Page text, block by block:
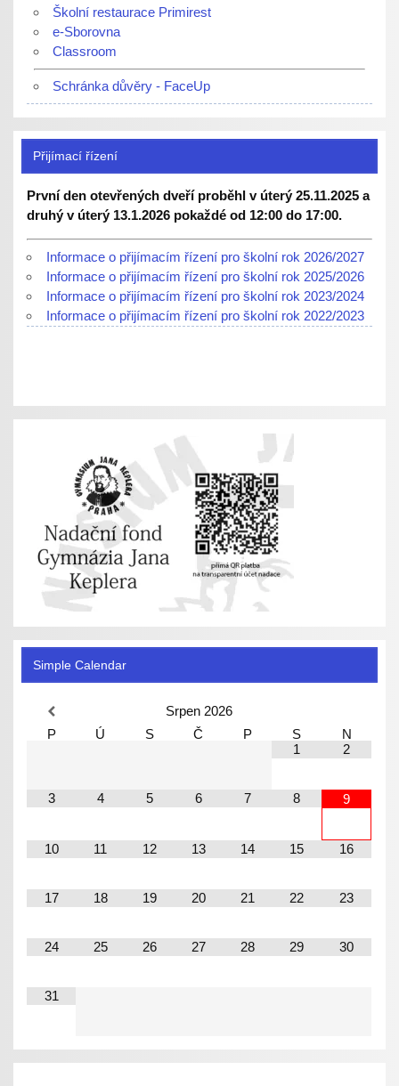
Školní restaurace Primirest
e-Sborovna
Classroom
Schránka důvěry - FaceUp
Přijímací řízení
První den otevřených dveří proběhl v úterý 25.11.2025 a
druhý v úterý 13.1.2026 pokaždé od 12:00 do 17:00.
Informace o přijímacím řízení pro školní rok 2026/2027
Informace o přijímacím řízení pro školní rok 2025/2026
Informace o přijímacím řízení pro školní rok 2023/2024
Informace o přijímacím řízení pro školní rok 2022/2023
Simple Calendar
Srpen 2026
P
Ú S Č P S
N
1
2
3 4 5 6 7 8 9
10 11 12 13 14 15 16
17 18 19 20 21 22 23
24 25 26 27 28 29 30
31